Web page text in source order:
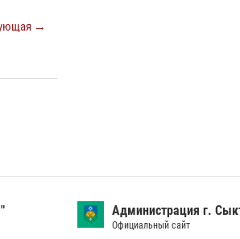
→
Администрация г.
Официальный сайт